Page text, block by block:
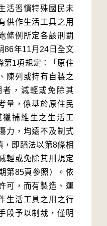
活習慣特殊國民未
供作生活工具之用
條例所定各該刑罰
86年11月24日全文
第1項規定：「原住
陳列或持有自製之
，減輕或免除其
量，係基於原住民
捕維生之生活工
力，均遠不及制式
，即蹈法以第8條相
輕或免除其刑規定
第85頁參照）。依
可，而有製造、運
生活工具之用之行
段予以制裁，僅明